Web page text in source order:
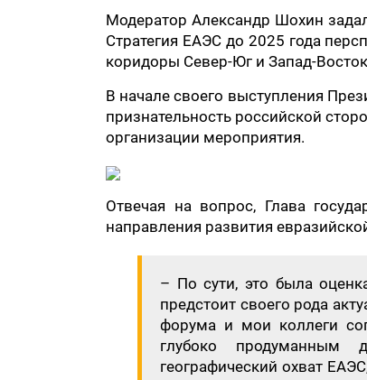
Модератор Александр Шохин
Стратегия ЕАЭС до 2025 года
коридоры Север-Юг и Запад-
В начале своего выступления
признательность российской
организации мероприятия.
Отвечая на вопрос, Глава
направления развития
– По сути, это была
предстоит своего рода
форума и мои коллеги
глубоко продуманным
географический охват